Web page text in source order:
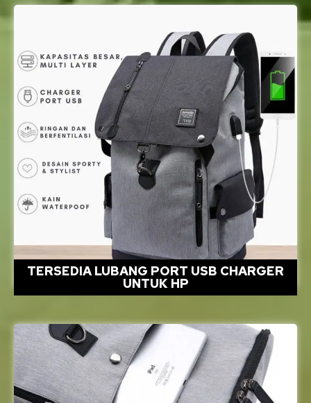
TERSEDIA LUBANG PORT USB CHARGER
UNTUK HP